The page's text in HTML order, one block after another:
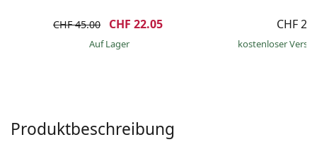
CHF 45.00 CHF 22.05
auf Lager
CHF
kostenloser
Produktbeschreibung